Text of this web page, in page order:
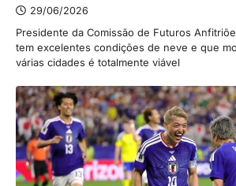
29/06/2026
Presidente da Comissão de Futuros
tem excelentes condições de neve e que
várias cidades é totalmente viável